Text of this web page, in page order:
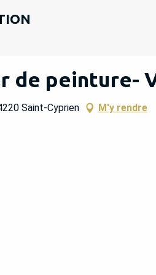
de peinture-
Saint-Cyprien M'y rendre